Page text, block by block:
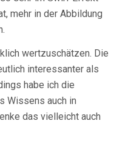
mehr in der Abbildung
wertzuschätzen. Die
interessanter als
habe ich die
Wissens auch in
das vielleicht auch